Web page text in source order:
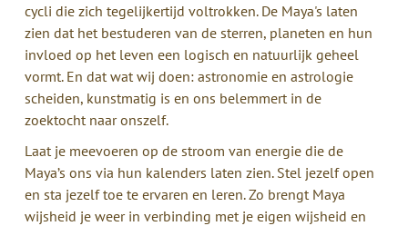
cycli die zich tegelijkertijd voltrokken. De Maya's laten
zien dat het bestuderen van de sterren, planeten en hun
invloed op het leven een logisch en natuurlijk geheel
vormt. En dat wat wij doen: astronomie en astrologie
scheiden, kunstmatig is en ons belemmert in de
zoektocht naar onszelf.
Laat je meevoeren op de stroom van energie die de
Maya’s ons via hun kalenders laten zien. Stel jezelf open
en sta jezelf toe te ervaren en leren. Zo brengt Maya
wijsheid je weer in verbinding met je eigen wijsheid en